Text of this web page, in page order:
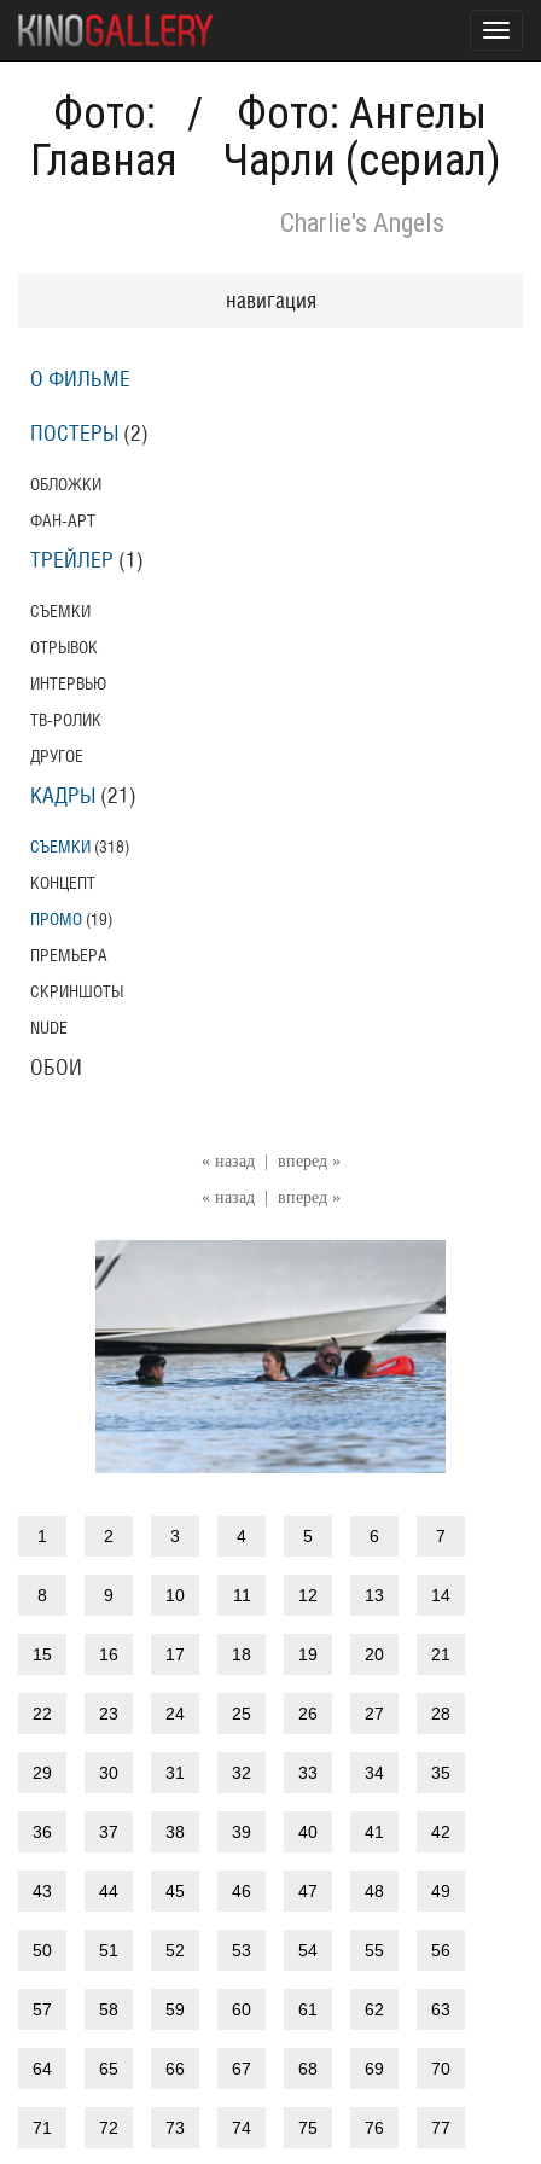
Фото:
Главная
/
Фото: Ангелы
Чарли (сериал)
Charlie's Angels
« назад
вперед »
« назад
вперед »
1 2 3 4 5 6 7
8 9 10 11 12 13 14
15 16 17 18 19 20 21
22 23 24 25 26 27 28
29 30 31 32 33 34 35
36 37 38 39 40 41 42
43 44 45 46 47 48 49
50 51 52 53 54 55 56
57 58 59 60 61 62 63
64 65 66 67 68 69 70
71 72 73 74 75 76 77
навигация
О ФИЛЬМЕ
ПОСТЕРЫ (2)
ОБЛОЖКИ
ФАН-АРТ
ТРЕЙЛЕР (1)
СЪЕМКИ
ОТРЫВОК
ИНТЕРВЬЮ
ТВ-РОЛИК
ДРУГОЕ
КАДРЫ (21)
СЪЕМКИ (318)
КОНЦЕПТ
ПРОМО (19)
ПРЕМЬЕРА
СКРИНШОТЫ
NUDE
ОБОИ